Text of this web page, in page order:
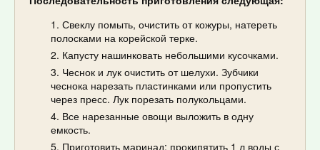
Свеклу помыть, очистить от кожуры, натереть
полосками на корейской терке.
Капусту нашинковать небольшими кусочками.
Чеснок и лук очистить от шелухи. Зубчики
чеснока нарезать пластинками или пропустить
через пресс. Лук порезать полукольцами.
Все нарезанные овощи выложить в одну
емкость.
Приготовить маринад: прокипятить 1 л воды с